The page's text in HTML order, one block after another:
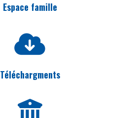
Espace famille
Téléchargments